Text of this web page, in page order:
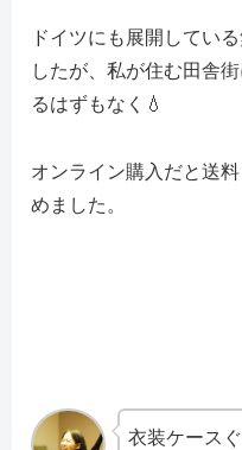
ドイツにも展開してい
したが、私が住む田舎
るはずもなく💧
オンライン購入だと送
めました。
衣装ケース